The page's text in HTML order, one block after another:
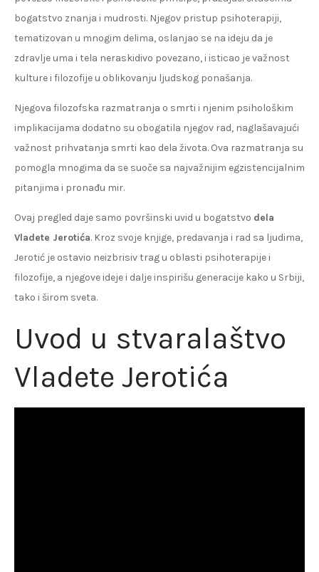
bogatstvo znanja i mudrosti. Njegov pristup psihoterapiji,
tematizovan u mnogim delima, oslanjao se na ideju da je
zdravlje uma i tela neraskidivo povezano, i isticao je važnost
kulture i filozofije u oblikovanju ljudskog ponašanja.
Njegova filozofska razmatranja o smrti i njenim psihološkim
implikacijama dodatno su obogatila njegov rad, naglašavajući
važnost prihvatanja smrti kao dela života. Ova razmatranja su
pomogla mnogima da se suoče sa najvažnijim egzistencijalnim
pitanjima i pronađu mir.
Ovaj pregled daje samo površinski uvid u bogatstvo dela
Vladete Jerotića. Kroz svoje knjige, predavanja i rad sa ljudima,
Jerotić je ostavio neizbrisiv trag u oblasti psihoterapije i
filozofije, a njegove ideje i dalje inspirišu generacije kako u Srbiji,
tako i širom sveta.
Uvod u stvaralaštvo
Vladete Jerotića